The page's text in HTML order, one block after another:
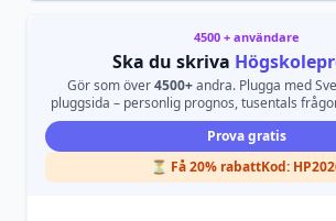
4500 + användare
Ska du skriva
Gör som över4500+andra. Plugga med
pluggsida – personlig prognos, tusentals
Prova gratis
⏳ Få 20% rabattKod: